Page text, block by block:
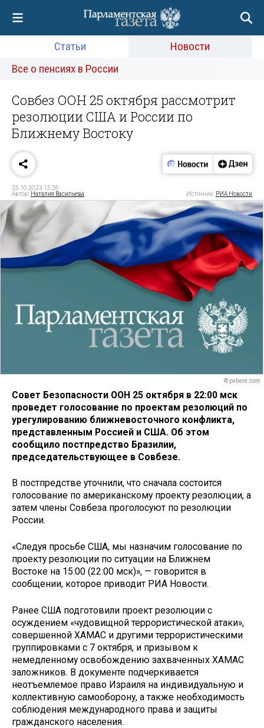
Статьи
Новости
Все о пенсиях в России
Совбез ООН 25 октября рассмотрит
резолюции США и России по
Ближнему Востоку
25.10.2023 15:26
Автор: Наталия Васильева Источник: РИА Новости
© pxhere.com
Совет Безопасности ООН 25 октября в 22:00 мск
проведет голосование по проектам резолюций по
урегулированию ближневосточного конфликта,
представленным Россией и США. Об этом
сообщило постпредство Бразилии,
председательствующее в Совбезе.
В постпредстве уточнили, что сначала состоится
голосование по американскому проекту резолюции, а
затем члены Совбеза проголосуют по резолюции
России.
«Следуя просьбе США, мы назначим голосование по
проекту резолюции по ситуации на Ближнем
Востоке на 15:00 (22:00 мск)», — говорится в
сообщении, которое приводит РИА Новости.
Ранее США подготовили проект резолюции с
осуждением «чудовищной террористической атаки»,
совершенной ХАМАС и другими террористическими
группировками с 7 октября, и призывом к
немедленному освобождению захваченных ХАМАС
заложников. В документе подчеркивается
неотъемлемое право Израиля на индивидуальную и
коллективную самооборону, а также необходимость
соблюдения международного права и защиты
гражданского населения.